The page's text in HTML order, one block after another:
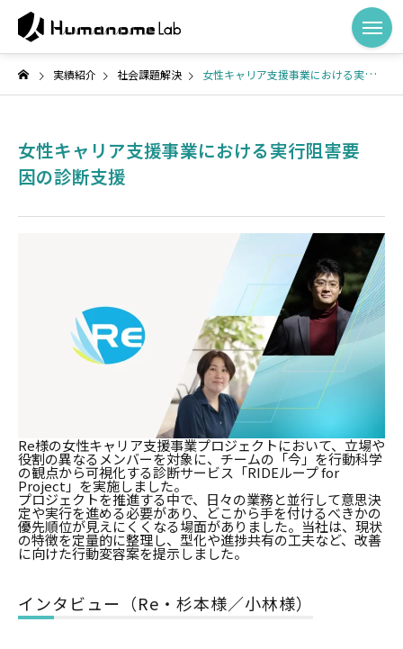
実績紹介 社会課題解決 女性キャリア支援事業における実行阻害要因の診断支援
女性キャリア支援事業における実行阻害要
因の診断支援
Re様の女性キャリア支援事業プロジェクトにおいて、立場や
役割の異なるメンバーを対象に、チームの「今」を行動科学
の観点から可視化する診断サービス「RIDEループ for
Project」を実施しました。
プロジェクトを推進する中で、日々の業務と並行して意思決
定や実行を進める必要があり、どこから手を付けるべきかの
優先順位が見えにくくなる場面がありました。当社は、現状
の特徴を定量的に整理し、型化や進捗共有の工夫など、改善
に向けた行動変容案を提示しました。
インタビュー（Re・杉本様／小林様）